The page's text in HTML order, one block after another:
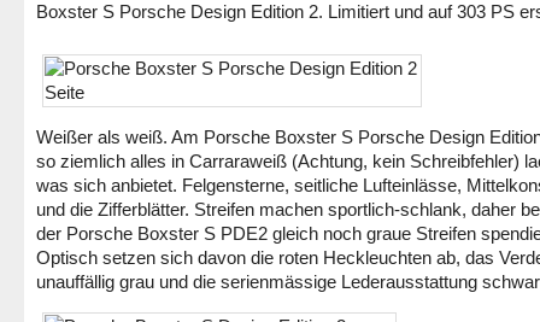
Boxster S Porsche Design Edition 2. Limitiert und auf 303 PS
Weißer als weiß. Am Porsche Boxster S Porsche Design
so ziemlich alles in Carraraweiß (Achtung, kein Schreibfehler)
was sich anbietet. Felgensterne, seitliche Lufteinlässe,
und die Zifferblätter. Streifen machen sportlich-schlank, daher
der Porsche Boxster S PDE2 gleich noch graue Streifen
Optisch setzen sich davon die roten Heckleuchten ab, das
unauffällig grau und die serienmässige Lederausstattung